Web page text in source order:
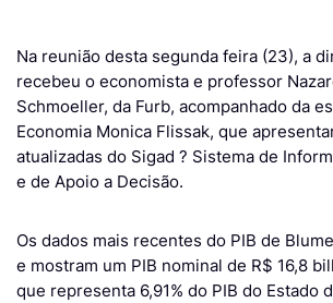
Na reunião desta segunda feira (23), a
recebeu o economista e professor
Schmoeller, da Furb, acompanhado da
Economia Monica Flissak, que
atualizadas do Sigad ? Sistema de
e de Apoio a Decisão.
Os dados mais recentes do PIB de
e mostram um PIB nominal de R$ 16,8
que representa 6,91% do PIB do Estado